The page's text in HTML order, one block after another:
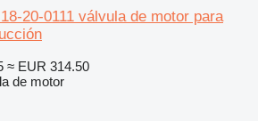
20-0111 válvula de motor para
≈ EUR 314.50
de motor